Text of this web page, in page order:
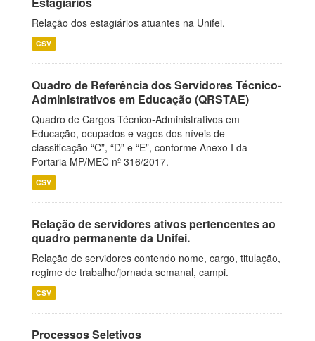
Relação dos estagiários atuantes na Unifei.
CSV
Quadro de Referência dos Servidores Técnico-
Administrativos em Educação (QRSTAE)
Quadro de Cargos Técnico-Administrativos em
Educação, ocupados e vagos dos níveis de
classificação “C”, “D” e “E”, conforme Anexo I da
Portaria MP/MEC nº 316/2017.
CSV
Relação de servidores ativos pertencentes ao
quadro permanente da Unifei.
Relação de servidores contendo nome, cargo, titulação,
regime de trabalho/jornada semanal, campi.
CSV
Processos Seletivos